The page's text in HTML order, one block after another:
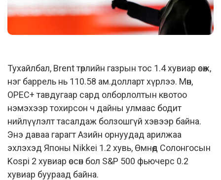
Тухайлбал, Brent төрлийн газрын тос 1.4 хувиар өсөж,
нэг баррель нь 110.58 ам.долларт хүрлээ. Мөн,
OPEC+ тавдугаар сард олборлолтын квотоо
нэмэхээр тохирсон ч дайны улмаас бодит
нийлүүлэлт тасалдаж болзошгүй хэвээр байна.
Энэ даваа гарагт Азийн орнуудад арилжаа
эхлэхэд Японы Nikkei 1.2 хувь, Өмнөд Солонгосын
Kospi 2 хувиар өссөн бол S&P 500 фьючерс 0.2
хувиар буураад байна.